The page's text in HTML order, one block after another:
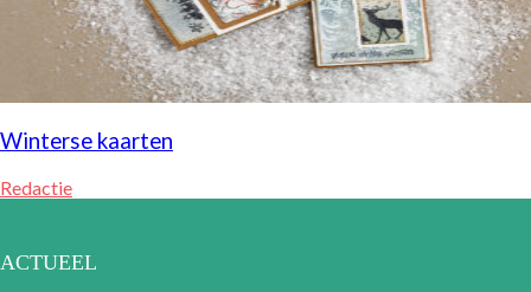
Winterse kaarten
Redactie
ACTUEEL